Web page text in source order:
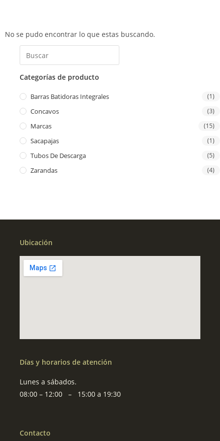
Categorías de producto
Barras Batidoras Integrales (1)
Concavos (3)
Marcas (15)
Sacapajas (1)
Tubos De Descarga (5)
Zarandas (4)
No se pudo encontrar lo que estas buscando.
Ubicación
Días y horarios de atención
Lunes a sábados.
08:00 – 12:00 – 15:00 a 19:30
Contacto